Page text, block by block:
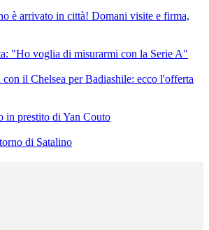
è arrivato in città! Domani visite e firma,
"Ho voglia di misurarmi con la Serie A"
il Chelsea per Badiashile: ecco l'offerta
in prestito di Yan Couto
di Satalino